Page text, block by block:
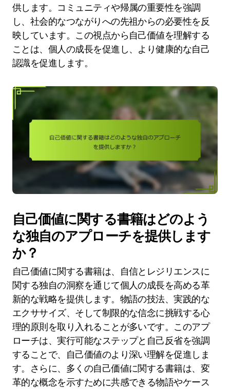
供します。コミュニティや帰属の重要性を強調
し、社会的なつながりへの先祖からの必要性を反
映しています。この視点から自己価値を理解する
ことは、個人の成長を促進し、より健康的な自己
認識を促進します。
自己価値に関する書籍はどのよう
な独自のアプローチを提供します
か？
自己価値に関する書籍は、自信とレジリエンスに
関する独自の洞察を通じて個人の成長を高める革
新的な戦略を提供します。物語の技法、実践的な
エクササイズ、そして制限的な信念に挑戦する心
理的原則を取り入れることが多いです。このアプ
ローチは、実行可能なステップと自己反省を強調
することで、自己価値のより深い理解を促進しま
す。さらに、多くの自己価値に関する書籍は、変
革的な概念を示すために共感できる物語やケース